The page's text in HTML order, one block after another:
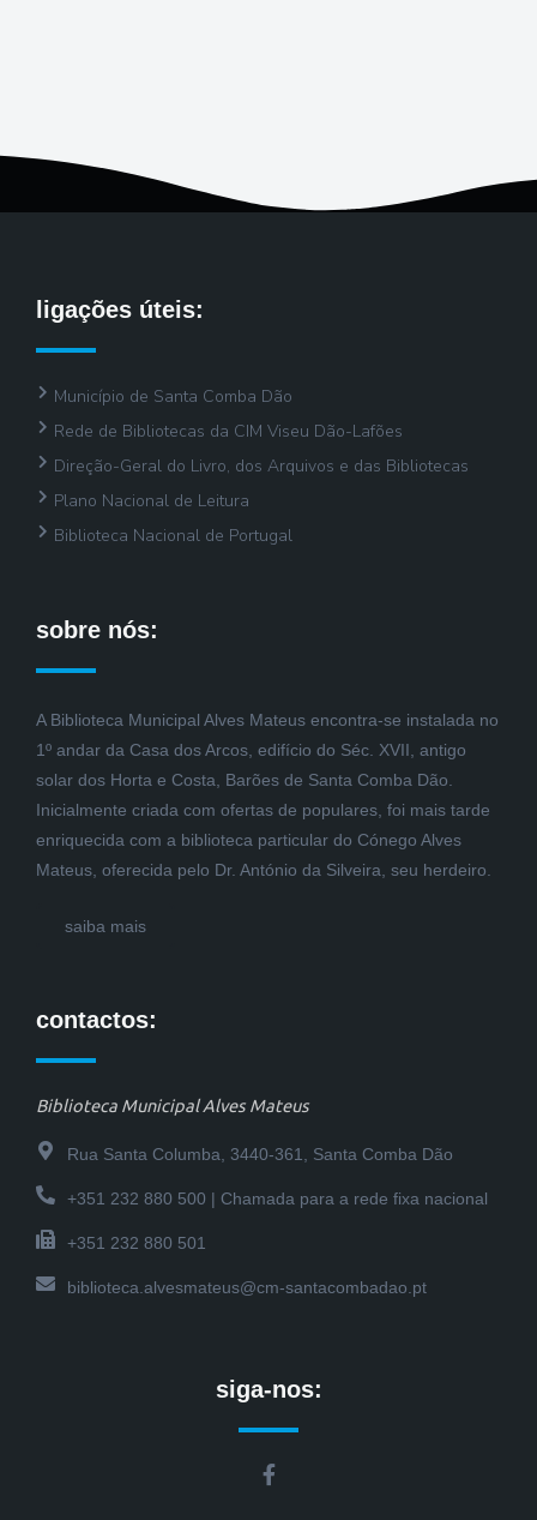
ligações úteis:
Município de Santa Comba Dão
Rede de Bibliotecas da CIM Viseu Dão-Lafões
Direção-Geral do Livro, dos Arquivos e das Bibliotecas
Plano Nacional de Leitura
Biblioteca Nacional de Portugal
sobre nós:
A Biblioteca Municipal Alves Mateus encontra-se instalada no
1º andar da Casa dos Arcos, edifício do Séc. XVII, antigo
solar dos Horta e Costa, Barões de Santa Comba Dão.
Inicialmente criada com ofertas de populares, foi mais tarde
enriquecida com a biblioteca particular do Cónego Alves
Mateus, oferecida pelo Dr. António da Silveira, seu herdeiro.
saiba mais
contactos:
Biblioteca Municipal Alves Mateus
Rua Santa Columba, 3440-361, Santa Comba Dão
+351 232 880 500 | Chamada para a rede fixa nacional
+351 232 880 501
biblioteca.alvesmateus@cm-santacombadao.pt
siga-nos:
F
a